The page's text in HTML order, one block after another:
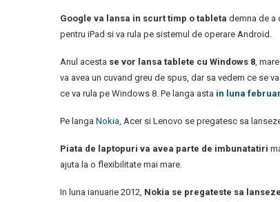
Google va lansa in scurt timp o tableta demna de a
pentru iPad si va rula pe sistemul de operare Android.
Anul acesta se vor lansa tablete cu Windows 8,
va avea un cuvand greu de spus, dar sa vedem ce se
ce va rula pe Windows 8. Pe langa asta in luna
Pe langa Nokia, Acer si Lenovo se pregatesc sa
Piata de laptopuri va avea parte de imbunatatiri
ajuta la o flexibilitate mai mare.
In luna ianuarie 2012, Nokia se pregateste sa